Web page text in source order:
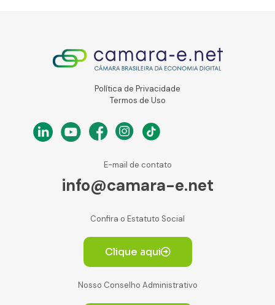
Política de Privacidade
Termos de Uso
E-mail de contato
info@camara-e.net
Confira o Estatuto Social
Clique aqui
Nosso Conselho Administrativo